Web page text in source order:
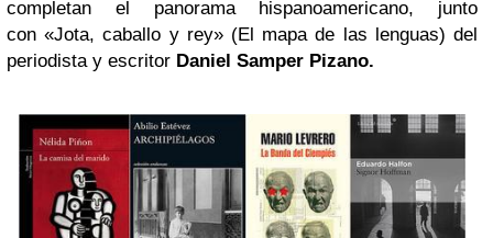
completan el panorama hispanoamericano, junto
con «Jota, caballo y rey» (El mapa de las lenguas) del
periodista y escritor Daniel Samper Pizano.